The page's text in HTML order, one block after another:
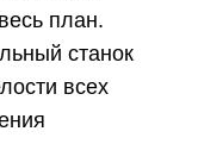
план.
станок
всех